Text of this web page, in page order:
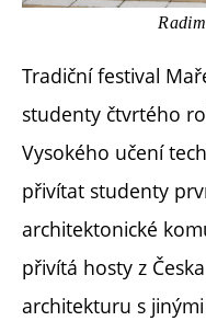
Tradiční festival
studenty čtvrtého
Vysokého učení
přivítat studenty
architektonické
přivítá hosty z
architekturu s